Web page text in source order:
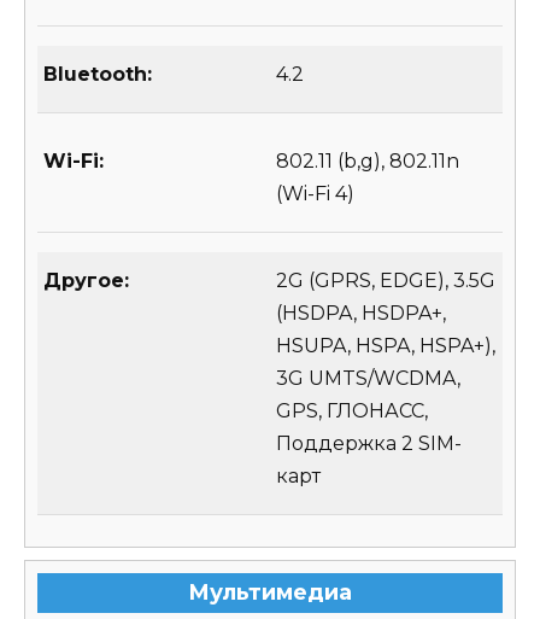
Bluetooth: 4.2
Wi-Fi:
802.11 (b,g), 802.11n
(Wi-Fi 4)
Другое:
2G (GPRS, EDGE), 3.5G
(HSDPA, HSDPA+,
HSUPA, HSPA, HSPA+),
3G UMTS/WCDMA,
GPS, ГЛОНАСС,
Поддержка 2 SIM-
карт
Мультимедиа